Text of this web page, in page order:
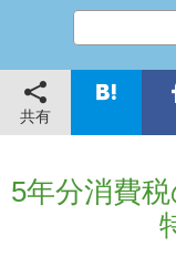
共有
5年分消費